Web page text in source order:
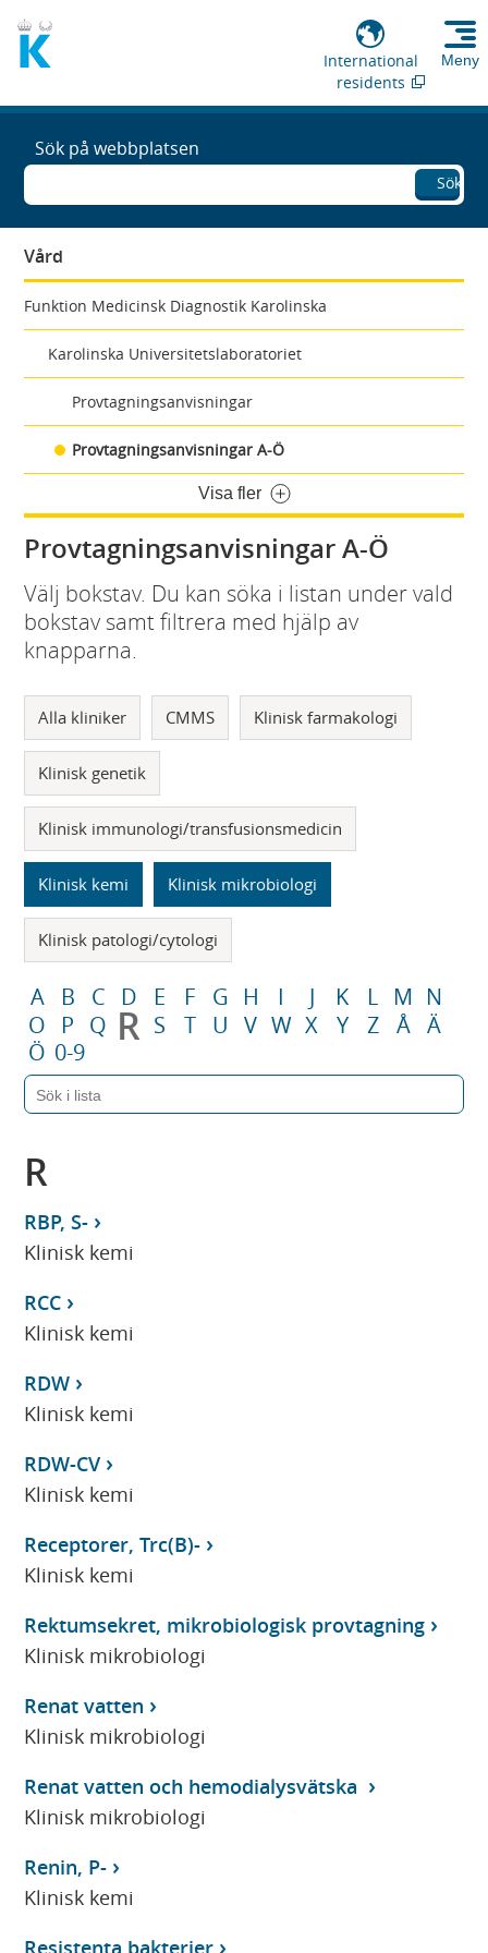
International
residents
Meny
Sök på webbplatsen
Sök
Vård
Funktion Medicinsk Diagnostik Karolinska
Karolinska Universitetslaboratoriet
Provtagningsanvisningar
Provtagningsanvisningar A-Ö
Visa fler
Provtagningsanvisningar A-Ö
Välj bokstav. Du kan söka i listan under vald
bokstav samt filtrera med hjälp av
knapparna.
Alla kliniker CMMS Klinisk farmakologi
Klinisk genetik
Klinisk immunologi/transfusionsmedicin
Klinisk kemi Klinisk mikrobiologi
Klinisk patologi/cytologi
A B C D E F G H I J K L M N
O
P Q R S T U V W X Y Z Å Ä
Ö 0-9
R
RBP, S-
Klinisk kemi
RCC
Klinisk kemi
RDW
Klinisk kemi
RDW-CV
Klinisk kemi
Receptorer, Trc(B)-
Klinisk kemi
Rektumsekret, mikrobiologisk provtagning
Klinisk mikrobiologi
Renat vatten
Klinisk mikrobiologi
Renat vatten och hemodialysvätska
Klinisk mikrobiologi
Renin, P-
Klinisk kemi
Resistenta bakterier